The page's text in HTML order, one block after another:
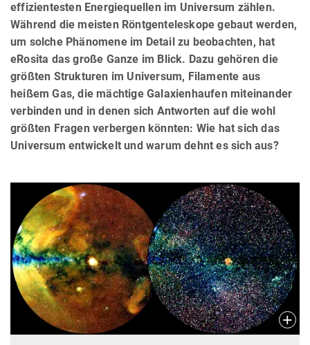
effizientesten Energiequellen im Universum zählen.
Während die meisten Röntgenteleskope gebaut werden,
um solche Phänomene im Detail zu beobachten, hat
eRosita das große Ganze im Blick. Dazu gehören die
größten Strukturen im Universum, Filamente aus
heißem Gas, die mächtige Galaxienhaufen miteinander
verbinden und in denen sich Antworten auf die wohl
größten Fragen verbergen könnten: Wie hat sich das
Universum entwickelt und warum dehnt es sich aus?